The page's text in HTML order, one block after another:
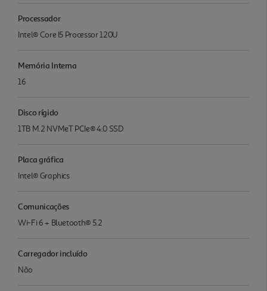
Processador
Intel® Core I5 Processor 120U
Memória Interna
16
Disco rígido
1TB M.2 NVMeT PCIe® 4.0 SSD
Placa gráfica
Intel® Graphics
Comunicações
Wi-Fi 6 + Bluetooth® 5.2
Carregador incluído
Não